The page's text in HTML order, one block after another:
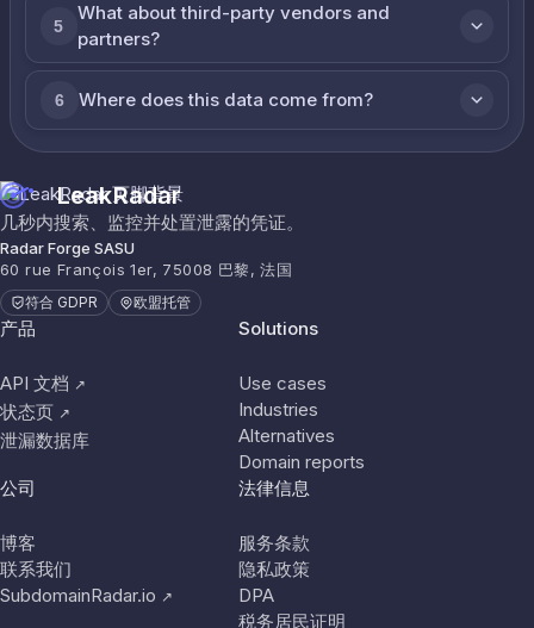
5
What about third-party vendors and
partners?
6 Where does this data come from?
LeakRadar
几秒内搜索、监控并处置泄露的凭证。
Radar Forge SASU
60 rue François 1er, 75008 巴黎, 法国
符合 GDPR 欧盟托管
产品
API 文档 ↗
状态页 ↗
泄漏数据库
Solutions
Use cases
Industries
Alternatives
Domain reports
公司
博客
联系我们
SubdomainRadar.io ↗
法律信息
服务条款
隐私政策
DPA
税务居民证明